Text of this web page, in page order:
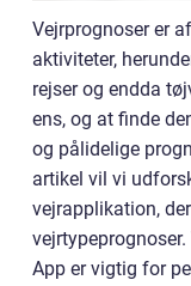
Vejrprognoser er
aktiviteter,
rejser og endda
ens, og at finde
og pålidelige
artikel vil vi
vejrapplikation,
App er vigtig for